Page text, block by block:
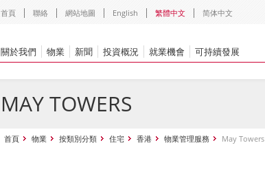
首頁 聯絡 網站地圖 English 繁體中文 简体中文
關於我們 物業 新聞 投資概況 就業機會 可持續發展
MAY TOWERS
首頁 物業 按類別分類 住宅 香港 物業管理服務 May Towers